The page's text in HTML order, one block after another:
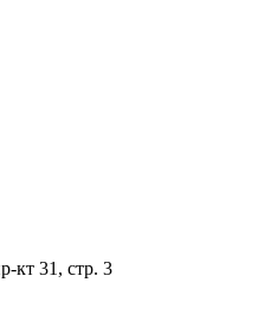
кт 31, стр. 3